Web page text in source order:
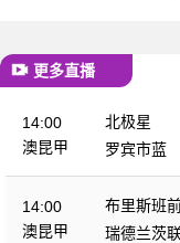
更多直播
14:00
澳昆甲
北极星
罗宾市蓝
14:00
澳昆甲
布里斯班
瑞德兰茨